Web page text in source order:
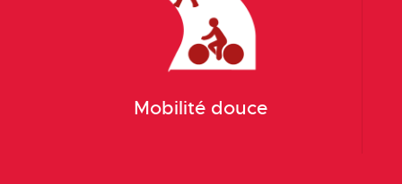
Mobilité douce